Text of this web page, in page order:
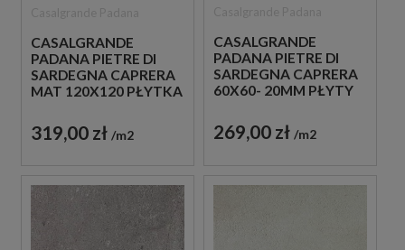
CASALGRANDE
PADANA PIETRE DI
SARDEGNA CAPRERA
MAT 120X120 PŁYTKA
319,00 zł m2
CASALGRANDE
PADANA PIETRE DI
SARDEGNA CAPRERA
60X60- 20MM PŁYTY
IMITUJĄCE BETON
269,00 zł m2